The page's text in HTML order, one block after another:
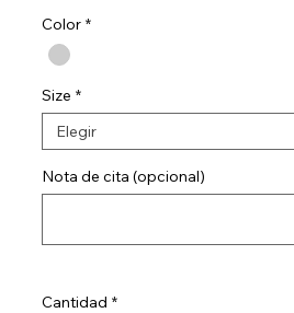
por
2000
Libras
Color *
Size *
Elegir
Nota de cita (opcional)
Cantidad *